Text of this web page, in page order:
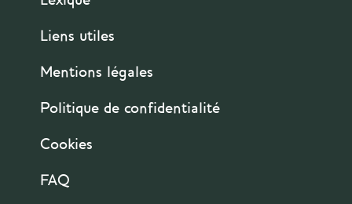
Liens utiles
Mentions légales
Politique de confidentialité
Cookies
FAQ